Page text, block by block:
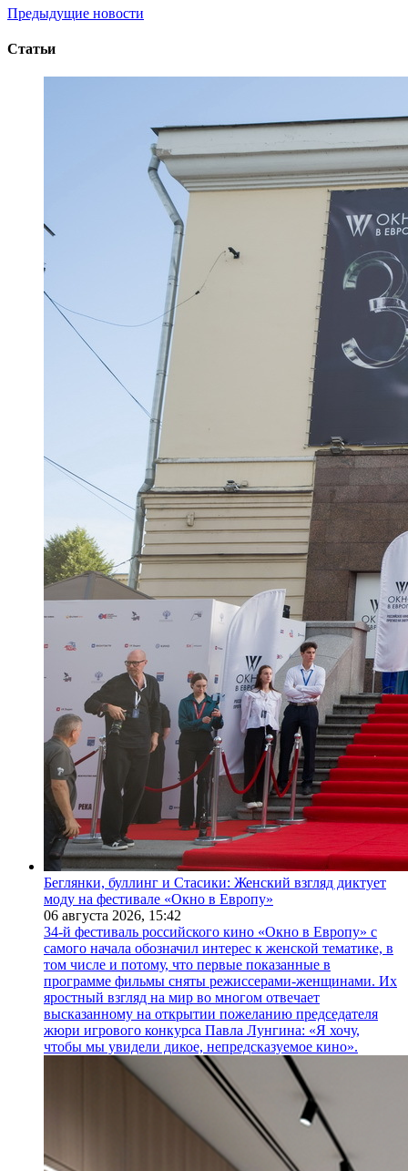
Предыдущие новости
Статьи
Беглянки, буллинг и Стасики: Женский взгляд диктует
моду на фестивале «Окно в Европу»
06 августа 2026, 15:42
34-й фестиваль российского кино «Окно в Европу» с
самого начала обозначил интерес к женской тематике, в
том числе и потому, что первые показанные в
программе фильмы сняты режиссерами-женщинами. Их
яростный взгляд на мир во многом отвечает
высказанному на открытии пожеланию председателя
жюри игрового конкурса Павла Лунгина: «Я хочу,
чтобы мы увидели дикое, непредсказуемое кино».